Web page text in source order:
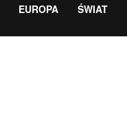
EUROPA ŚWIAT